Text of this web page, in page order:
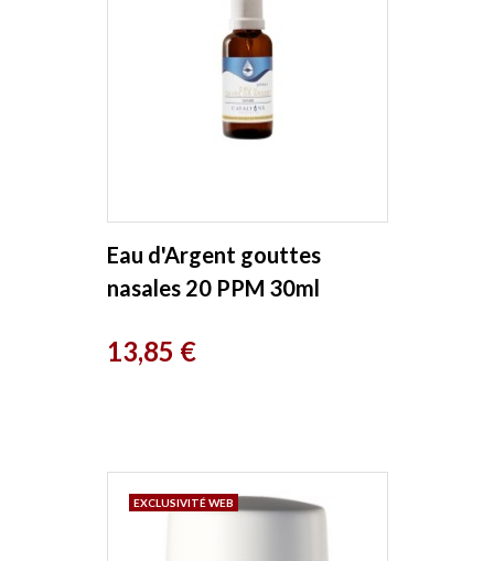
Eau d'Argent gouttes
nasales 20 PPM 30ml
Prix
13,85 €
EXCLUSIVITÉ WEB